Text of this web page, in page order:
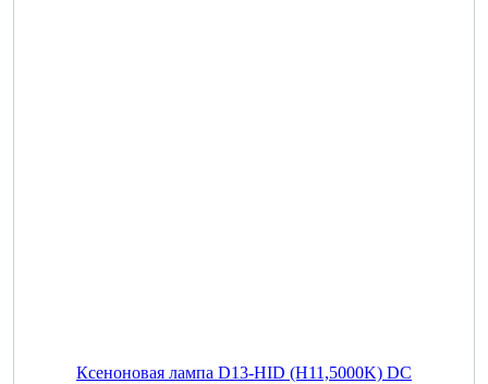
Ксеноновая лампа D13-HID (H11,5000K) DC